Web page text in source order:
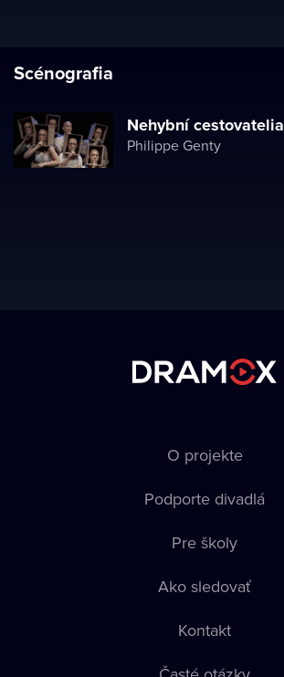
Scénografia
Nehybní cestovatelia
Philippe Genty
O projekte
Podporte divadlá
Pre školy
Ako sledovať
Kontakt